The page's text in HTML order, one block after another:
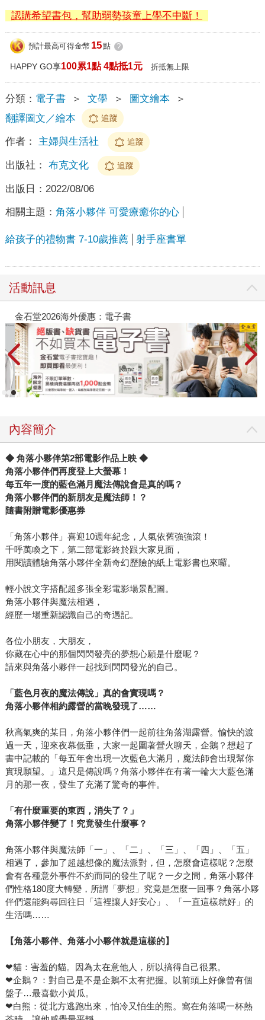
認購希望書包，幫助弱勢孩童上學不中斷！
預計最高可得金幣 15點 ?
HAPPY GO享100累1點 4點抵1元 折抵無上限
分類： 電子書 ＞ 文學 ＞ 圖文繪本
＞
翻譯圖文／繪本
追蹤
作者： 主婦與生活社 追蹤
出版社： 布克文化 追蹤
出版日： 2022/08/06
相關主題： 角落小夥伴 可愛療癒你的心
給孩子的禮物書 7-10歲推薦 射手座書單
活動訊息
金石堂2026海外優惠：電子書
內容簡介
◆ 角落小夥伴第2部電影作品上映 ◆
角落小夥伴們再度登上大螢幕！
每五年一度的藍色滿月魔法傳說會是真的嗎？
角落小夥伴們的新朋友是魔法師！？
隨書附贈電影優惠券
「角落小夥伴」喜迎10週年紀念，人氣依舊強強滾！
千呼萬喚之下，第二部電影終於跟大家見面，
用閱讀體驗角落小夥伴全新奇幻歷險的紙上電影書也來囉。
輕小說文字搭配超多張全彩電影場景配圖。
角落小夥伴與魔法相遇，
經歷一場重新認識自己的奇遇記。
各位小朋友，大朋友，
你藏在心中的那個閃閃發亮的夢想心願是什麼呢？
請來與角落小夥伴一起找到閃閃發光的自己。
「藍色月夜的魔法傳說」真的會實現嗎？
角落小夥伴相約露營的當晚發現了……
秋高氣爽的某日，角落小夥伴們一起前往角落湖露營。愉快的渡
過一天，迎來夜幕低垂，大家一起圍著營火聊天，企鵝？想起了
書中記載的「每五年會出現一次藍色大滿月，魔法師會出現幫你
實現願望。」這只是傳說嗎？角落小夥伴在有著一輪大大藍色滿
月的那一夜，發生了充滿了驚奇的事件。
「有什麼重要的東西，消失了？」
角落小夥伴變了！究竟發生什麼事？
角落小夥伴與魔法師「一」、「二」、「三」、「四」、「五」
相遇了，參加了超越想像的魔法派對，但，怎麼會這樣呢？怎麼
會有各種意外事件不約而同的發生了呢？一夕之間，角落小夥伴
們性格180度大轉變，所謂「夢想」究竟是怎麼一回事？角落小夥
伴們還能夠尋回往日「這裡讓人好安心」、「一直這樣就好」的
生活嗎……
【角落小夥伴、角落小小夥伴就是這樣的】
❤貓：害羞的貓。因為太在意他人，所以搞得自己很累。
❤企鵝？：對自己是不是企鵝不太有把握。以前頭上好像曾有個
盤子…最喜歡小黃瓜。
❤白熊：從北方逃跑出來，怕冷又怕生的熊。窩在角落喝一杯熱